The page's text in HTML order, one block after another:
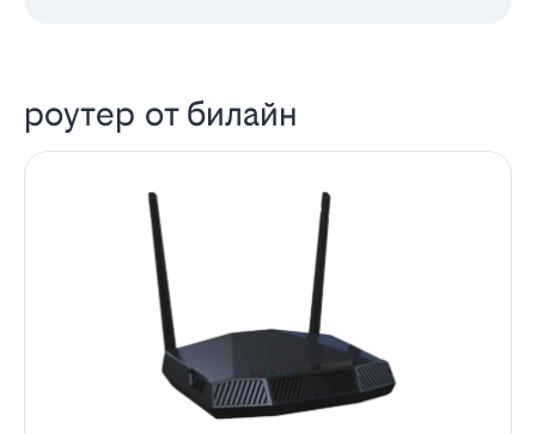
роутер от билайн